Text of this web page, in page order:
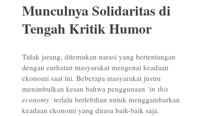
Munculnya Solidaritas di
Tengah Kritik Humor
Tidak jarang, ditemukan narasi yang bertentangan
dengan curhatan masyarakat mengenai keadaan
ekonomi saat ini. Beberapa masyarakat justru
menimbulkan kesan bahwa penggunaan ‘in this
economy’ terlalu berlebihan untuk menggambarkan
keadaan ekonomi yang dirasa baik-baik saja.